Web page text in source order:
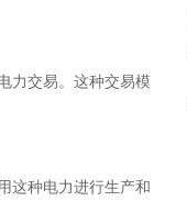
力交易。这种交易模
这种电力进行生产和